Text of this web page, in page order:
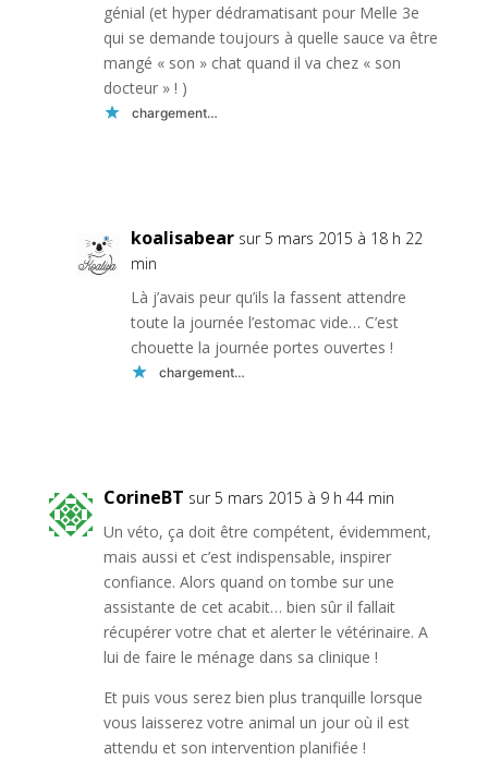
génial (et hyper dédramatisant pour Melle 3e
qui se demande toujours à quelle sauce va être
mangé « son » chat quand il va chez « son
docteur » ! )
chargement…
koalisabear sur 5 mars 2015 à 18 h 22
min
Là j’avais peur qu’ils la fassent attendre
toute la journée l’estomac vide… C’est
chouette la journée portes ouvertes !
chargement…
CorineBT sur 5 mars 2015 à 9 h 44 min
Un véto, ça doit être compétent, évidemment,
mais aussi et c’est indispensable, inspirer
confiance. Alors quand on tombe sur une
assistante de cet acabit… bien sûr il fallait
récupérer votre chat et alerter le vétérinaire. A
lui de faire le ménage dans sa clinique !
Et puis vous serez bien plus tranquille lorsque
vous laisserez votre animal un jour où il est
attendu et son intervention planifiée !